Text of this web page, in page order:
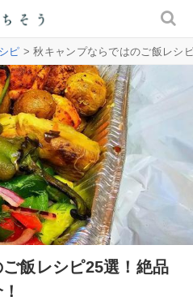
ピ > 秋キャンプならではのご飯レシ
飯レシピ25選！絶品